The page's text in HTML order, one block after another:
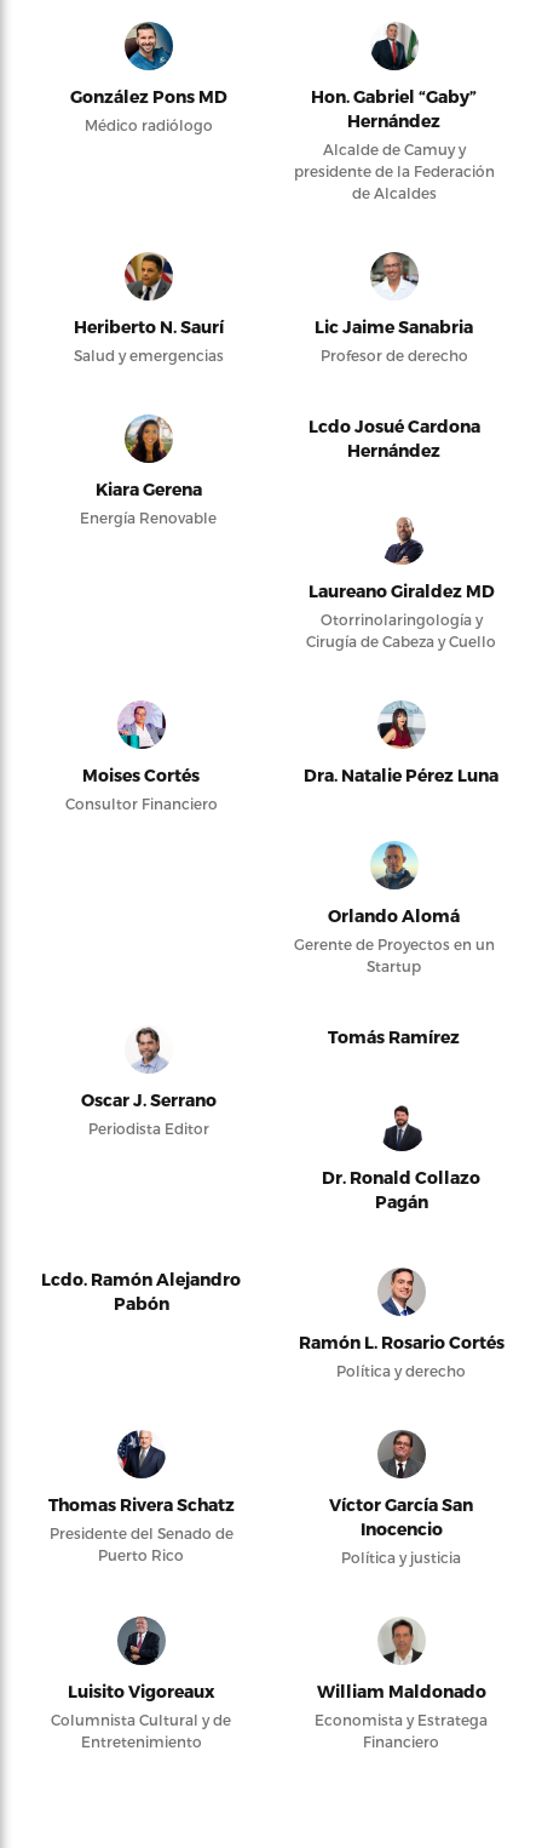
González Pons MD
Médico radiólogo
Hon. Gabriel “Gaby”
Hernández
Alcalde de Camuy y
presidente de la Federación
de Alcaldes
Heriberto N. Saurí
Salud y emergencias
Lic Jaime Sanabria
Profesor de derecho
Kiara Gerena
Energía Renovable
Lcdo Josué Cardona
Hernández
Laureano Giraldez MD
Otorrinolaringología y
Cirugía de Cabeza y Cuello
Moises Cortés
Consultor Financiero
Dra. Natalie Pérez Luna
Orlando Alomá
Gerente de Proyectos en un
Startup
Oscar J. Serrano
Periodista Editor
Tomás Ramírez
Dr. Ronald Collazo
Pagán
Lcdo. Ramón Alejandro
Pabón
Ramón L. Rosario Cortés
Política y derecho
Thomas Rivera Schatz
Presidente del Senado de
Puerto Rico
Víctor García San
Inocencio
Política y justicia
Luisito Vigoreaux
Columnista Cultural y de
Entretenimiento
William Maldonado
Economista y Estratega
Financiero